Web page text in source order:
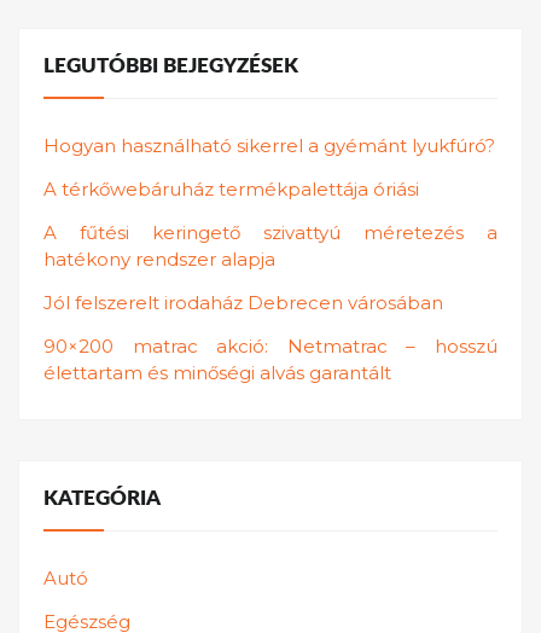
LEGUTÓBBI BEJEGYZÉSEK
Hogyan használható sikerrel a gyémánt lyukfúró?
A térkőwebáruház termékpalettája óriási
A fűtési keringető szivattyú méretezés a
hatékony rendszer alapja
Jól felszerelt irodaház Debrecen városában
90×200 matrac akció: Netmatrac – hosszú
élettartam és minőségi alvás garantált
KATEGÓRIA
Autó
Egészség